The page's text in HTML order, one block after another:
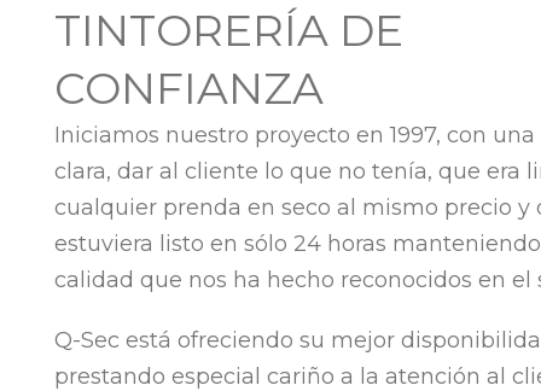
TINTORERÍA DE
CONFIANZA
Iniciamos nuestro proyecto en 1997, con
clara, dar al cliente lo que no tenía, que era
cualquier prenda en seco al mismo precio y
estuviera listo en sólo 24 horas
calidad que nos ha hecho reconocidos en el
Q-Sec está ofreciendo su mejor
prestando especial cariño a la atención al